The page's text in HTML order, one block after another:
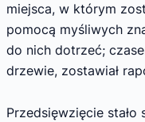
miejsca, w którym
pomocą myśliwych
do nich dotrzeć;
drze­wie, zostawiał
Przedsięwzięcie